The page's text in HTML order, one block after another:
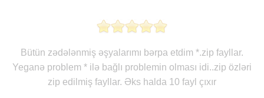
Bütün zədələnmiş əşyalarımı bərpa etdim *.zip fayllar.
Yeganə problem * ilə bağlı problemin olması idi..zip özləri
zip edilmiş fayllar. Əks halda 10 fayl çıxır